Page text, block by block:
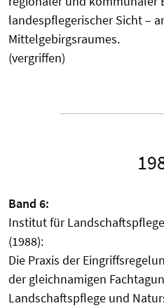
landespflegerischer Sicht –
Mittelgebirgsraumes.
(vergriffen)
Band 6:
Institut für
(1988):
Die Praxis der
der gleichnamigen
Landschaftspflege und